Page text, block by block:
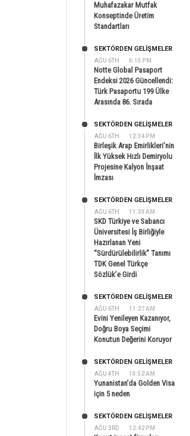
Muhafazakar Mutfak
Konseptinde Üretim
Standartları
AĞU 6TH 6:15 PM
SEKTÖRDEN GELIŞMELER
Notte Global Pasaport
Endeksi 2026 Güncellendi:
Türk Pasaportu 199 Ülke
Arasında 86. Sırada
AĞU 6TH 12:34 PM
SEKTÖRDEN GELIŞMELER
Birleşik Arap Emirlikleri’nin
İlk Yüksek Hızlı Demiryolu
Projesine Kalyon İnşaat
İmzası
AĞU 6TH 11:30 AM
SEKTÖRDEN GELIŞMELER
SKD Türkiye ve Sabancı
Üniversitesi İş Birliğiyle
Hazırlanan Yeni
“Sürdürülebilirlik” Tanımı
TDK Genel Türkçe
Sözlük’e Girdi
AĞU 6TH 11:27 AM
SEKTÖRDEN GELIŞMELER
Evini Yenileyen Kazanıyor,
Doğru Boya Seçimi
Konutun Değerini Koruyor
AĞU 4TH 10:52 AM
SEKTÖRDEN GELIŞMELER
Yunanistan’da Golden Visa
için 5 neden
AĞU 3RD 12:42 PM
SEKTÖRDEN GELIŞMELER